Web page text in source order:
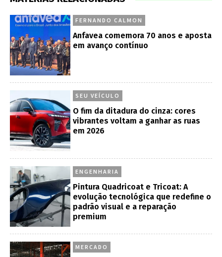
FERNANDO CALMON
Anfavea comemora 70 anos e aposta
em avanço contínuo
SEU VEÍCULO
O fim da ditadura do cinza: cores
vibrantes voltam a ganhar as ruas
em 2026
ENGENHARIA
Pintura Quadricoat e Tricoat: A
evolução tecnológica que redefine o
padrão visual e a reparação
premium
MERCADO